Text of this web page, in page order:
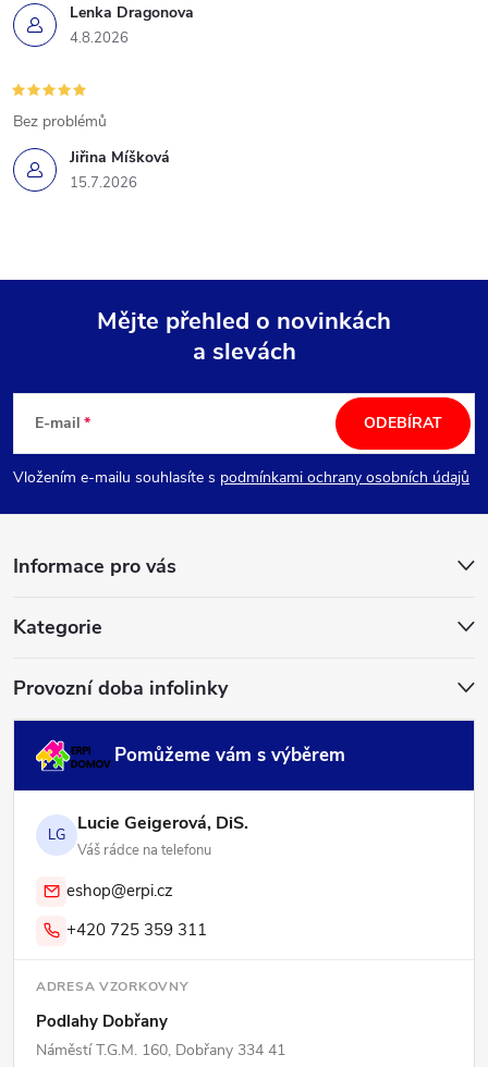
Lenka Dragonova
4.8.2026
Jiřina Míšková
15.7.2026
Bez problémů
p
a
Mějte přehled o novinkách
a slevách
E-mail
Vložením e-mailu souhlasíte s podmínkami ochrany osobních údajů
ODEBÍRAT
Informace pro vás
Kategorie
Provozní doba infolinky
Pomůžeme vám s výběrem
LG Lucie Geigerová, DiS.
Váš rádce na telefonu
eshop@erpi.cz
+420 725 359 311
ADRESA VZORKOVNY
Podlahy Dobřany
Náměstí T.G.M. 160, Dobřany 334 41